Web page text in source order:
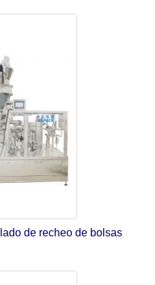
de recheo de bolsas